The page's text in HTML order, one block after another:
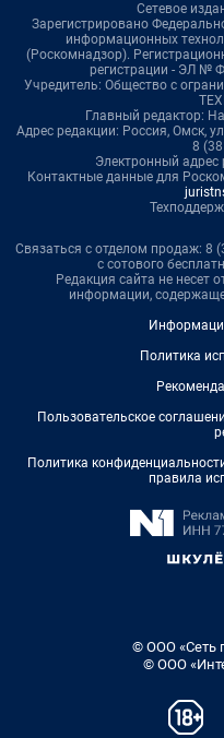
Сетевое
Зарегистрировано
информационных
(Роскомнадзор).
регистрации - ЭЛ №
Учредитель: Общество с
Главный редактор:
Адрес редакции: Россия, Омск,
8
Электронный адрес
Контактные данные для
Связаться с отделом продаж: 8
с сотового
Редакция сайта не несет
информации,
Политика
Пользовательское
Политика
правила
© ООО «Сеть
© ООО